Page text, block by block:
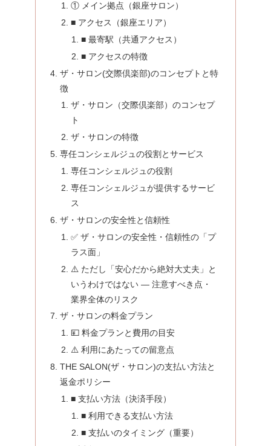
① メイン拠点（銀座サロン）
■ アクセス（銀座エリア）
■ 最寄駅（共通アクセス）
■ アクセスの特徴
ザ・サロン(交際倶楽部)のコンセプトと特
徴
ザ・サロン（交際倶楽部）のコンセプ
ト
ザ・サロンの特徴
専任コンシェルジュの役割とサービス
専任コンシェルジュの役割
専任コンシェルジュが提供するサービ
ス
ザ・サロンの安全性と信頼性
✅ ザ・サロンの安全性・信頼性の「プ
ラス面」
⚠️ ただし「安心だから絶対大丈夫」と
いうわけではない — 注意すべき点・
業界全体のリスク
ザ・サロンの料金プラン
💴 料金プランと費用の目安
⚠️ 利用にあたっての留意点
THE SALON(ザ・サロン)の支払い方法と
返金ポリシー
■ 支払い方法（決済手段）
■ 利用できる支払い方法
■ 支払いのタイミング（重要）